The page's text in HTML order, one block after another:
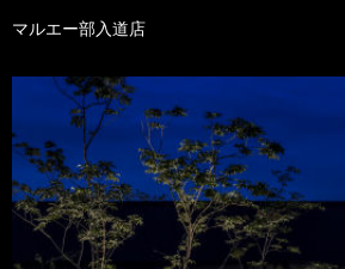
マルエー部入道店